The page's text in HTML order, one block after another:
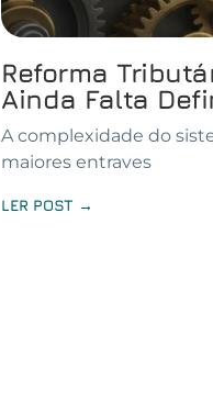
Reforma
Ainda Falta
A complexidade do
maiores entraves
LER POST →